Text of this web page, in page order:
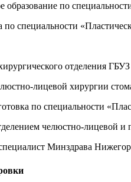
по
специальности
хирургического отделения
лицевой хирургии
по специальности
челюстно-
Минздрава